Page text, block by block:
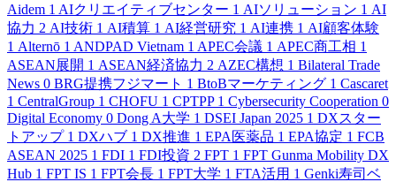
Aidem 1 AIクリエイティブセンター 1 AIソリューション 1 AI
協力 2 AI技術 1 AI積算 1 AI経営研究 1 AI連携 1 AI顧客体験
1 Alternō 1 ANDPAD Vietnam 1 APEC会議 1 APEC商工相 1
ASEAN展開 1 ASEAN経済協力 2 AZEC構想 1 Bilateral Trade
News 0 BRG提携フジマート 1 BtoBマーケティング 1 Cascaret
1 CentralGroup 1 CHOFU 1 CPTPP 1 Cybersecurity Cooperation 0
Digital Economy 0 Dong A大学 1 DSEI Japan 2025 1 DXスター
トアップ 1 DXハブ 1 DX推進 1 EPA医薬品 1 EPA協定 1 FCB
ASEAN 2025 1 FDI 1 FDI投資 2 FPT 1 FPT Gunma Mobility DX
Hub 1 FPT IS 1 FPT会長 1 FPT大学 1 FTA活用 1 Genki寿司ベ